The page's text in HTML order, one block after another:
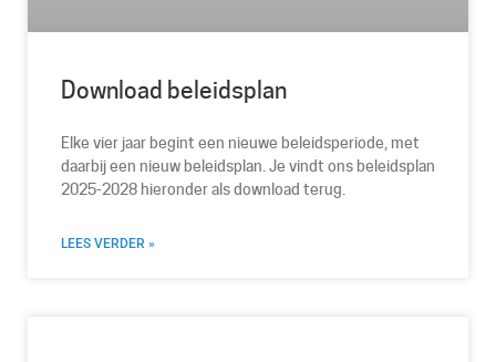
Download beleidsplan
Elke vier jaar begint een nieuwe beleidsperiode, met
daarbij een nieuw beleidsplan. Je vindt ons beleidsplan
2025-2028 hieronder als download terug.
LEES VERDER »